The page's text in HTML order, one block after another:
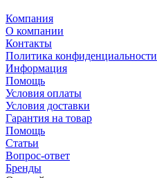
Компания
О компании
Контакты
Политика конфиденциальности
Информация
Помощь
Условия оплаты
Условия доставки
Гарантия на товар
Помощь
Статьи
Вопрос-ответ
Бренды